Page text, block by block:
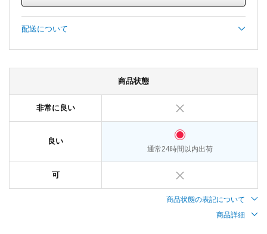
配送について
商品状態
非常に良い
良い
通常24時間以内出荷
可
商品状態の表記について
商品詳細